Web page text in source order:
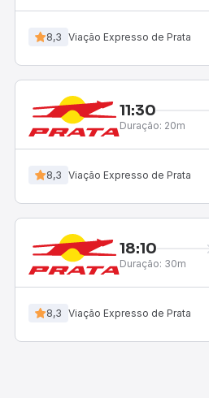
8,3 Viação Expresso de Prata
11:30
Duração: 20m
8,3 Viação Expresso de Prata
18:10
Duração: 30m
8,3 Viação Expresso de Prata